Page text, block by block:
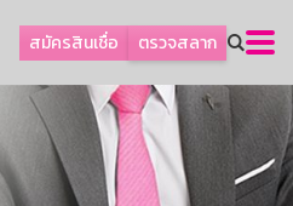
สมัครสินเชื่อ ตรวจสลาก